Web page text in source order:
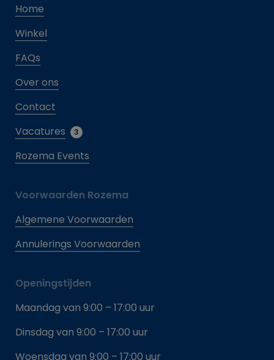
Home
Winkel
FAQs
Over ons
Contact
Vacatures
3
Rozema Events
Voorwaarden Rozema
Algemene Voorwaarden
Annulerings Voorwaarden
Openingstijden
Maandag van 9:00 – 17:00 uur
Dinsdag van 9:00 – 17:00 uur
Woensdag van 9:00 – 17:00 uur